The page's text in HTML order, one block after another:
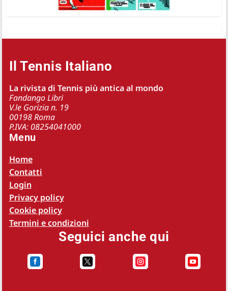
Il Tennis Italiano
La rivista di Tennis più antica al mondo
Fandango Libri
V.le Gorizia n. 19
00198 Roma
P.IVA: 08254041000
Menu
Home
Contatti
Login
Privacy policy
Cookie policy
Termini e condizioni
Seguici anche qui
   